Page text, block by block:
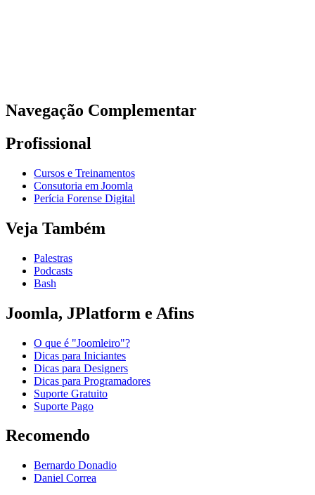
Navegação Complementar
Profissional
Cursos e Treinamentos
Consutoria em Joomla
Perícia Forense Digital
Veja Também
Palestras
Podcasts
Bash
Joomla, JPlatform e Afins
O que é "Joomleiro"?
Dicas para Iniciantes
Dicas para Designers
Dicas para Programadores
Suporte Gratuito
Suporte Pago
Recomendo
Bernardo Donadio
Daniel Correa